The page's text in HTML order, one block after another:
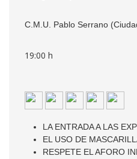
C.M.U. Pablo Serrano
19:00 h
LA ENTRADA A LAS
EL USO DE
RESPETE EL AFORO